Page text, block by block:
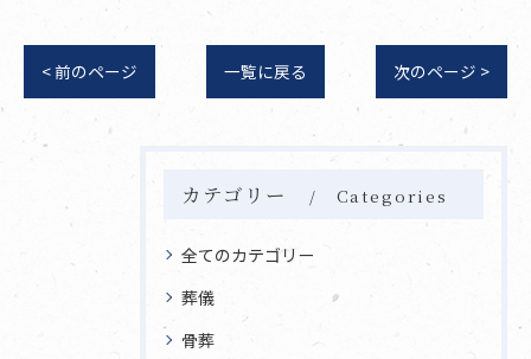
< 前のページ 一覧に戻る 次のページ >
カテゴリー Categories
全てのカテゴリー
葬儀
骨葬